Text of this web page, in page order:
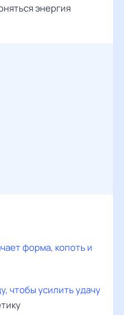
энергия
форма, копоть и
чтобы усилить удачу